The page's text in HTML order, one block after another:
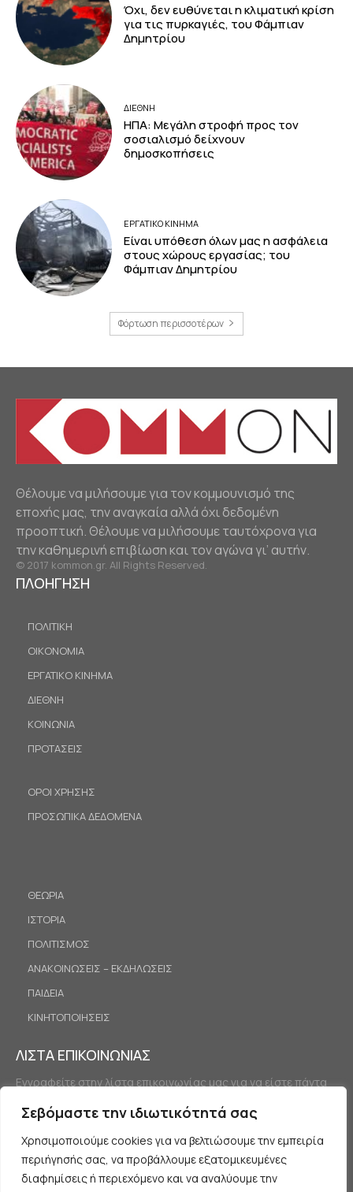
Σεβόμαστε την ιδιωτικότητά σας
Χρησιμοποιούμε cookies για να βελτιώσουμε την εμπειρία
περιήγησής σας, να προβάλλουμε εξατομικευμένες
διαφημίσεις ή περιεχόμενο και να αναλύουμε την
Όχι, δεν ευθύνεται η κλιματική κρίση
για τις πυρκαγιές, του Φάμπιαν
Δημητρίου
ΔΙΕΘΝΗ
ΗΠΑ: Μεγάλη στροφή προς τον
σοσιαλισμό δείχνουν
δημοσκοπήσεις
ΕΡΓΑΤΙΚΟ ΚΙΝΗΜΑ
Είναι υπόθεση όλων μας η ασφάλεια
στους χώρους εργασίας; του
Φάμπιαν Δημητρίου
Φόρτωση περισσοτέρων
Θέλουμε να μιλήσουμε για τον κομμουνισμό της
εποχής μας, την αναγκαία αλλά όχι δεδομένη
προοπτική. Θέλουμε να μιλήσουμε ταυτόχρονα για
την καθημερινή επιβίωση και τον αγώνα γι’ αυτήν.
© 2017 kommon.gr. All Rights Reserved.
ΠΛΟΗΓΗΣΗ
ΠΟΛΙΤΙΚΗ
ΟΙΚΟΝΟΜΙΑ
ΕΡΓΑΤΙΚΟ ΚΙΝΗΜΑ
ΔΙΕΘΝΗ
ΚΟΙΝΩΝΙΑ
ΠΡΟΤΑΣΕΙΣ
ΟΡΟΙ ΧΡΗΣΗΣ
ΠΡΟΣΩΠΙΚΑ ΔΕΔΟΜΕΝΑ
ΘΕΩΡΙΑ
ΙΣΤΟΡΙΑ
ΠΟΛΙΤΙΣΜΟΣ
ΑΝΑΚΟΙΝΩΣΕΙΣ – ΕΚΔΗΛΩΣΕΙΣ
ΠΑΙΔΕΙΑ
ΚΙΝΗΤΟΠΟΙΗΣΕΙΣ
ΛΙΣΤΑ ΕΠΙΚΟΙΝΩΝΙΑΣ
Εγγραφείτε στην λίστα επικοινωνίας μας για να είστε πάντα